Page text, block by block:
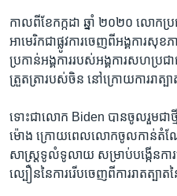
កាល​ពី​ខែ​កក្កដា ​ឆ្នាំ​ ២០២០ លោកប្
អាមេរិកជា​ផ្លូវការចេញ​ពីអង្គកា
ប្រកាន់​អង្គការ​របស់​អង្គការ​សហប្រជ
ត្រួតត្រា​របស់​ចិន នៅ​ក្រោយការរាត្
ទោះជា​លោក Biden បាន​ចូល​រួម​ជា​ថ្មី​
ម៉ោង ​ក្រោយ​ពេល​លោក​ចូល​កាន់​តំណ
សាស្ត្រទូលំទូលាយ​ សម្រាប់​បង្កើន​កា
ល្បឿន​នៃ​ការរើប​ចេញ​ពីការរាតត្ប